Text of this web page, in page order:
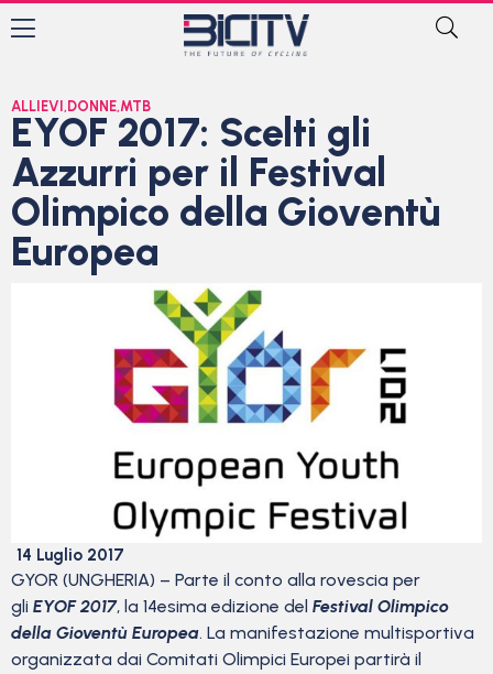
ALLIEVI , DONNE,MTB
EYOF 2017: Scelti gli
Azzurri per il Festival
Olimpico della Gioventù
Europea
14 Luglio 2017
GYOR (UNGHERIA) – Parte il conto alla rovescia per
gli EYOF 2017, la 14esima edizione del Festival Olimpico
della Gioventù Europea. La manifestazione multisportiva
organizzata dai Comitati Olimpici Europei partirà il